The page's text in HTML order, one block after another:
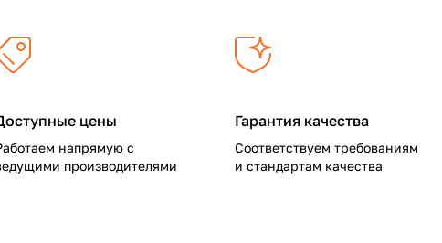
цены
напрямую с
производителями
Гарантия качества
Соответствуем требованиям
и стандартам качества